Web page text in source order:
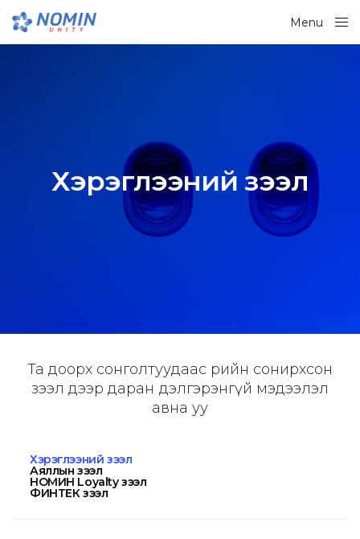
Menu
Хэрэглээний зээл
Та доорх сонголтуудаас өөрийн сонирхсон
зээл дээр даран дэлгэрэнгүй мэдээлэл
авна уу
Хэрэглээний зээл
Аяллын зээл
НОМИН Loyalty зээл
ФИНТЕК зээл